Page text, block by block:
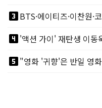
looks_3BTS·에이티즈·이찬원·
looks_4
looks_5"영화 '귀향'은 반일 영